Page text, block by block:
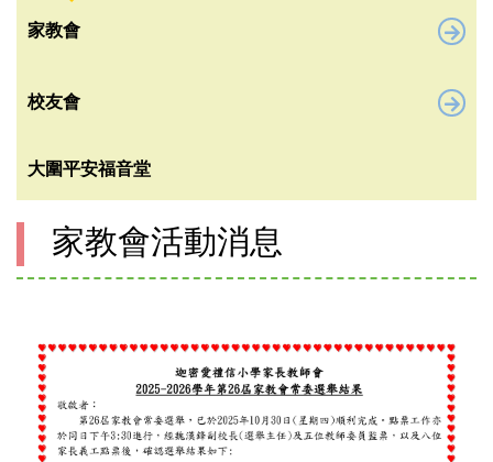
家教會
校友會
大圍平安福音堂
家教會活動消息